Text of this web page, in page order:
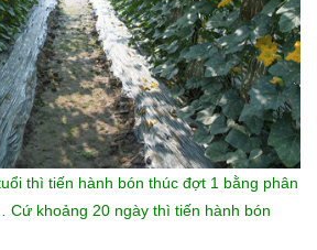
thì tiến hành bón thúc đợt 1 bằng phân
Cứ khoảng 20 ngày thì tiến hành bón